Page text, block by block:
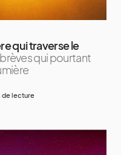
qui traverse le
qui pourtant
de lecture